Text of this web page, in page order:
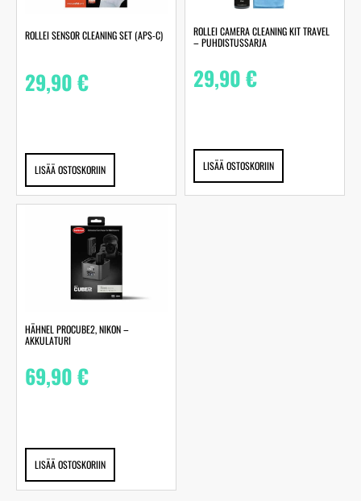
ROLLEI SENSOR CLEANING SET (APS-C)
29,90€
LISÄÄ OSTOSKORIIN
ROLLEI CAMERA CLEANING KIT TRAVEL
– PUHDISTUSSARJA
29,90€
LISÄÄ OSTOSKORIIN
HÄHNEL PROCUBE2, NIKON –
AKKULATURI
69,90€
LISÄÄ OSTOSKORIIN